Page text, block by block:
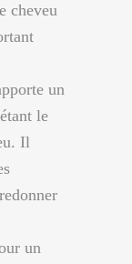
cheveu
un
le
Il
un